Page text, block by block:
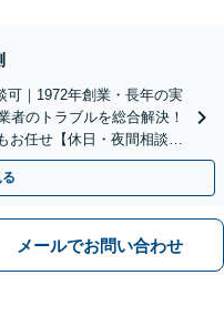
可｜1972年創業・長年の実
者のトラブルを総合解決！
お任せ【休日・夜間相談可
】
メールでお問い合わせ